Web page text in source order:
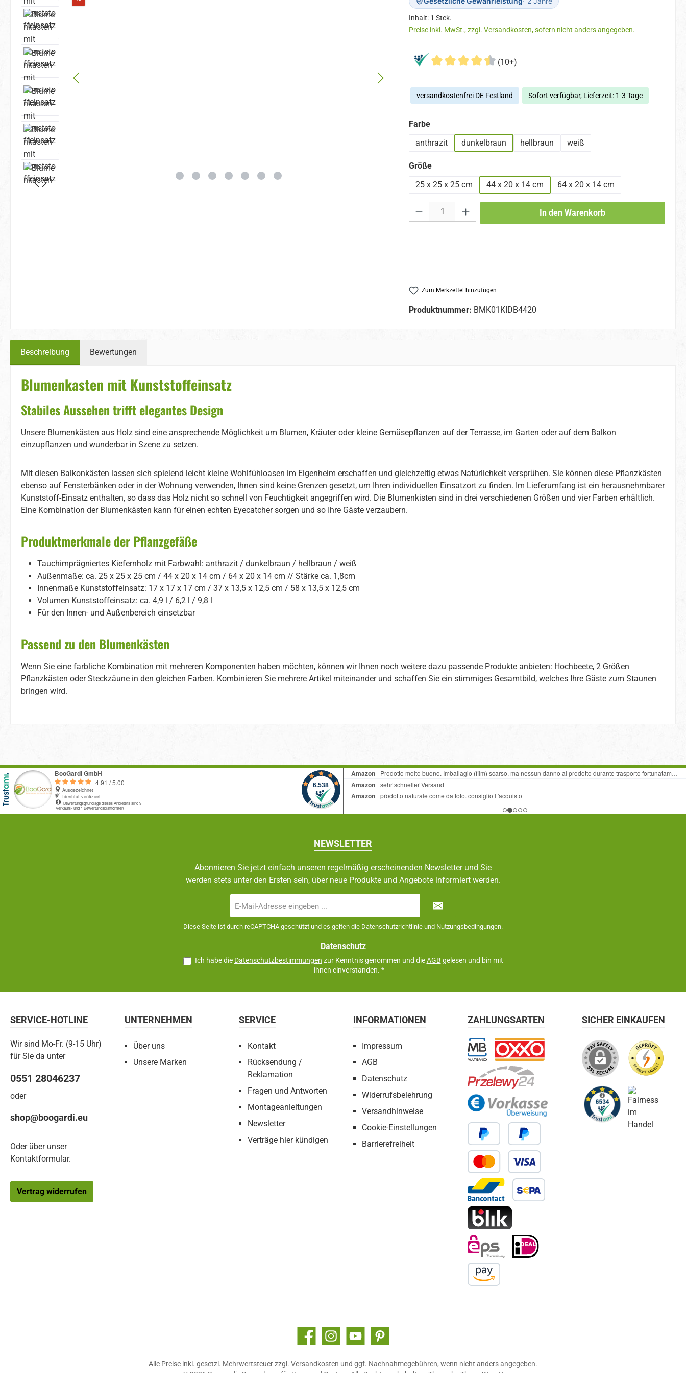
Inhalt: 1 Stck.
Preise inkl. MwSt., zzgl. Versandkosten, sofern nicht anders angegeben.
(10+)
versandkostenfrei DE Festland Sofort verfügbar, Lieferzeit: 1-3 Tage
Farbeauswählen
anthrazit
dunkelbraun hellbraun weiß
Größeauswählen
25 x 25 x 25 cm
44 x 20 x 14 cm 64 x 20 x 14 cm
In den Warenkorb
Zum Merkzettel hinzufügen
Produktnummer: BMK01KIDB4420
Beschreibung Bewertungen
Blumenkasten mit Kunststoffeinsatz
Stabiles Aussehen trifft elegantes Design
Unsere Blumenkästen aus Holz sind eine ansprechende Möglichkeit um Blumen, Kräuter oder kleine Gemüsepflanzen auf der Terrasse, im Garten oder auf dem Balkon
einzupflanzen und wunderbar in Szene zu setzen.
Mit diesen Balkonkästen lassen sich spielend leicht kleine Wohlfühloasen im Eigenheim erschaffen und gleichzeitig etwas Natürlichkeit versprühen. Sie können diese Pflanzkästen
ebenso auf Fensterbänken oder in der Wohnung verwenden, Ihnen sind keine Grenzen gesetzt, um Ihren individuellen Einsatzort zu finden. Im Lieferumfang ist ein herausnehmbarer
Kunststoff-Einsatz enthalten, so dass das Holz nicht so schnell von Feuchtigkeit angegriffen wird. Die Blumenkisten sind in drei verschiedenen Größen und vier Farben erhältlich.
Eine Kombination der Blumenkästen kann für einen echten Eyecatcher sorgen und so Ihre Gäste verzaubern.
Produktmerkmale der Pflanzgefäße
Tauchimprägniertes Kiefernholz mit Farbwahl: anthrazit / dunkelbraun / hellbraun / weiß
Außenmaße: ca. 25 x 25 x 25 cm / 44 x 20 x 14 cm / 64 x 20 x 14 cm // Stärke ca. 1,8cm
Innenmaße Kunststoffeinsatz: 17 x 17 x 17 cm / 37 x 13,5 x 12,5 cm / 58 x 13,5 x 12,5 cm
Volumen Kunststoffeinsatz: ca. 4,9 l / 6,2 l / 9,8 l
Für den Innen- und Außenbereich einsetzbar
Passend zu den Blumenkästen
Wenn Sie eine farbliche Kombination mit mehreren Komponenten haben möchten, können wir Ihnen noch weitere dazu passende Produkte anbieten: Hochbeete, 2 Größen
Pflanzkästen oder Steckzäune in den gleichen Farben. Kombinieren Sie mehrere Artikel miteinander und schaffen Sie ein stimmiges Gesamtbild, welches Ihre Gäste zum Staunen
bringen wird.
NEWSLETTER
Abonnieren Sie jetzt einfach unseren regelmäßig erscheinenden Newsletter und Sie
werden stets unter den Ersten sein, über neue Produkte und Angebote informiert werden.
Mail-
Diese Seite ist durch reCAPTCHA geschützt und es gelten die Datenschutzrichtlinie und Nutzungsbedingungen.
Datenschutz
Ich habe die Datenschutzbestimmungen zur Kenntnis genommen und dieAGB gelesen und bin mit
ihnen einverstanden. *
SERVICE-HOTLINE
Wir sind Mo-Fr. (9-15 Uhr)
für Sie da unter
0551 28046237
oder
shop@boogardi.eu
Oder über unser
Kontaktformular.
Vertrag widerrufen
UNTERNEHMEN
Über uns
Unsere Marken
SERVICE
Kontakt
Rücksendung /
Reklamation
Fragen und Antworten
Montageanleitungen
Newsletter
Verträge hier kündigen
INFORMATIONEN
Impressum
AGB
Datenschutz
Widerrufsbelehrung
Versandhinweise
Cookie-Einstellungen
Barrierefreiheit
ZAHLUNGSARTEN
Vorkasse
PayPal Später Bezahlen
Kredit- oder Debitkarte
Bancontact
BLIK
eps
Multibanco
OXXO
Przelewy24
SICHER EINKAUFEN
FacebookInstagramYouTube Pinterest
Alle Preise inkl. gesetzl. Mehrwertsteuer zzgl. Versandkosten und ggf. Nachnahmegebühren, wenn nicht anders angegeben.